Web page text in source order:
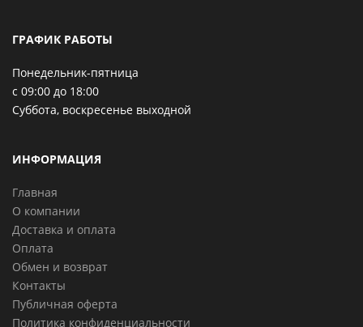
ГРАФИК РАБОТЫ
Понедельник-пятница
с 09:00 до 18:00
Суббота, воскресенье выходной
ИНФОРМАЦИЯ
Главная
О компании
Доставка и оплата
Оплата
Обмен и возврат
Контакты
Публичная оферта
Политика конфиденциальности